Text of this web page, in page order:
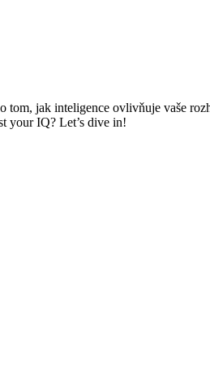
jak inteligence ovlivňuje vaše
your IQ? Let’s dive in!